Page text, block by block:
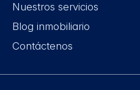
Nuestros servicios
Blog inmobiliario
Contáctenos